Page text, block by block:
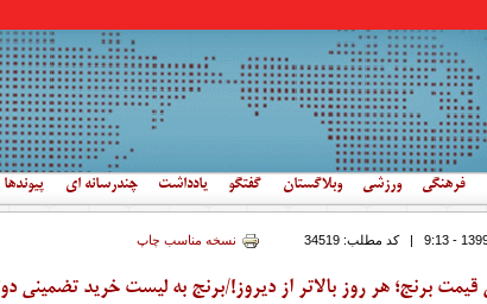
فرهنگی ورزشی وبلاگستان گفتگو یادداشت چندرسانه ای پیوندها
|کد مطلب:34519 نسخه مناسب چاپ
برنج؛ هر روز بالاتر از دیروز!/برنج به لیست خرید تضمینی